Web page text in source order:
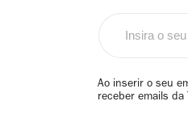
email
Ao inserir o seu
receber emails da